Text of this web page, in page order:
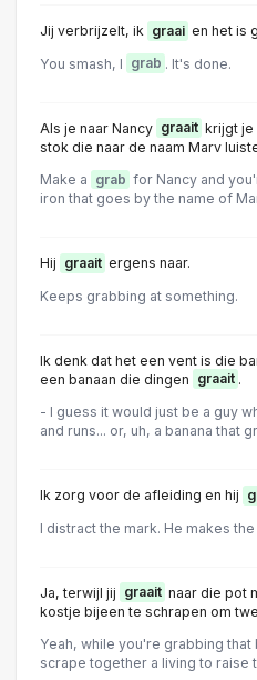
Jij verbrijzelt, ik graai en het is
You smash, I grab . It's done.
Als je naar Nancy graait krijgt je
stok die naar de naam Marv
Make a grab for Nancy and
iron that goes by the name of
Hij graait ergens naar.
Keeps grabbing at something.
Ik denk dat het een vent is die
een banaan die dingen graait .
- I guess it would just be a guy
and runs... or, uh, a banana that
Ik zorg voor de afleiding en hij
I distract the mark. He makes the
Ja, terwijl jij graait naar die pot
kostje bijeen te schrapen om
Yeah, while you're grabbing that
scrape together a living to raise